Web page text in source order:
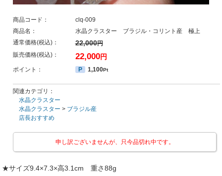
商品コード：
clq-009
商品名：
水晶クラスター ブラジル・コリント産 極上
通常価格(税込)：
22,000円
販売価格(税込)： 22,000円
ポイント： P 1,100Pt
関連カテゴリ：
水晶クラスター
水晶クラスター > ブラジル産
店長おすすめ
申し訳ございませんが、只今品切れ中です。
★サイズ9.4×7.3×高3.1cm 重さ88g